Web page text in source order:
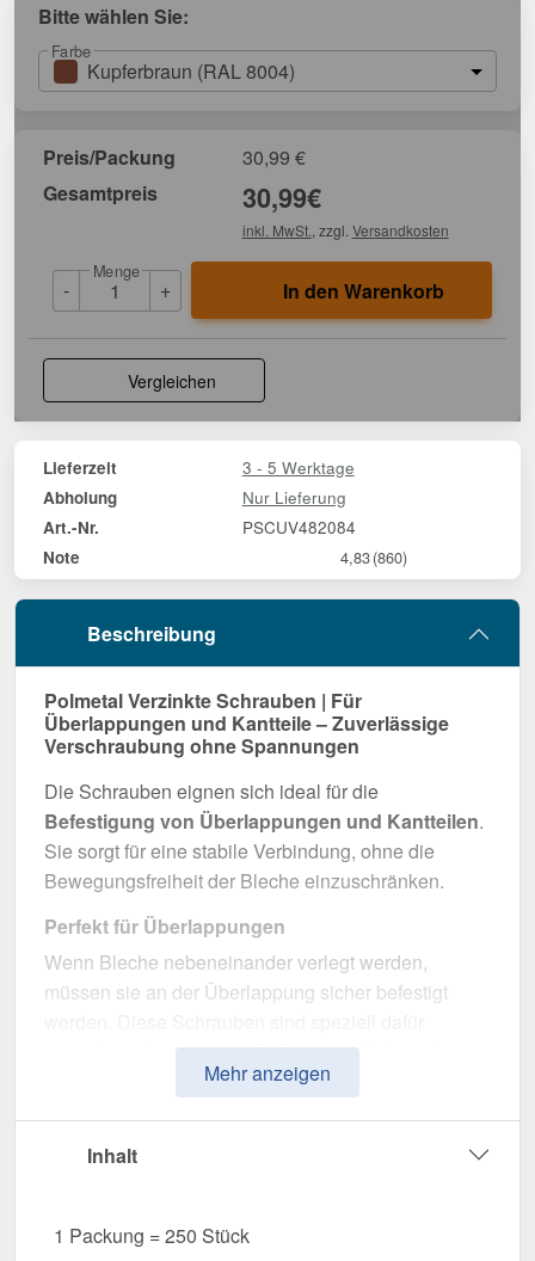
Bitte wählen Sie:
Farbe
Kupferbraun (RAL 8004)
Preis/Packung 30,99 €
Gesamtpreis
30,99€
inkl. MwSt. , zzgl. Versandkosten
-
Menge
+ In den Warenkorb
Vergleichen
Lieferzeit 3 - 5 Werktage
Abholung Nur Lieferung
Art.-Nr. PSCUV482084
Note 4,83(860)
Beschreibung
Polmetal Verzinkte Schrauben | Für
Überlappungen und Kantteile – Zuverlässige
Verschraubung ohne Spannungen
Die Schrauben eignen sich ideal für die
Befestigung von Überlappungen und Kantteilen.
Sie sorgt für eine stabile Verbindung, ohne die
Bewegungsfreiheit der Bleche einzuschränken.
Perfekt für Überlappungen
Wenn Bleche nebeneinander verlegt werden,
müssen sie an der Überlappung sicher befestigt
ausgelegt, dass sienur die Bleche miteinander
verbinden, ohne in die Unterkonstruktion
vermieden.
Kantteile werden mit diesen Schrauben zuverlässig
Mehr anzeigen
Inhalt
1 Packung = 250 Stück